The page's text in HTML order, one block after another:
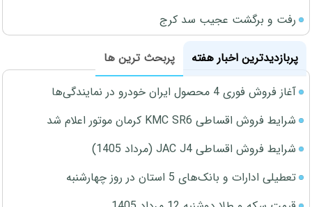
رفت و برگشت عجیب سد کرج
پربازدیدترین اخبار هفته
پربحث ترین ها
آغاز فروش فوری 4 محصول ایران خودرو در نمایندگی‌ها
شرایط فروش اقساطی KMC SR6 کرمان موتور اعلام شد
شرایط فروش اقساطی JAC J4 (مرداد 1405)
تعطیلی ادارات و بانک‌های 5 استان در روز چهارشنبه